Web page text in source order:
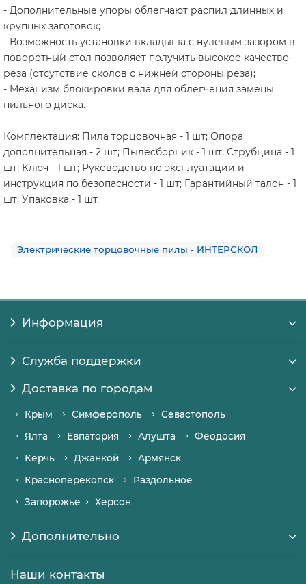
- Дополнительные упоры облегчают распил длинных и
крупных заготовок;
- Возможность установки вкладыша с нулевым зазором в
поворотный стол позволяет получить высокое качество
реза (отсутствие сколов с нижней стороны реза);
- Механизм блокировки вала для облегчения замены
пильного диска.
Комплектация: Пила торцовочная - 1 шт; Опора
дополнительная - 2 шт; Пылесборник - 1 шт; Струбцина - 1
шт; Ключ - 1 шт; Руководство по эксплуатации и
инструкция по безопасности - 1 шт; Гарантийный талон - 1
шт; Упаковка - 1 шт.
Электрические торцовочные пилы - ИНТЕРСКОЛ
Информация
Служба поддержки
Доставка по городам
Крым Симферополь
Севастополь
Ялта
Евпатория Алушта
Феодосия
Керчь
Джанкой
Армянск
Красноперекопск
Раздольное
Запорожье
Херсон
Дополнительно
Наши контакты